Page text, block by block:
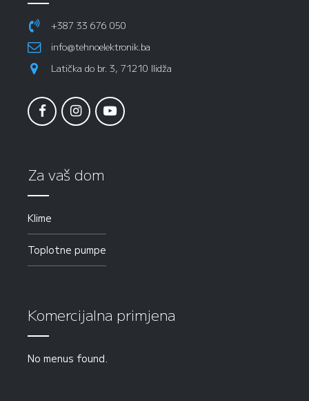
+387 33 676 050
info@tehnoelektronik.ba
Latička do br. 3, 71210 Ilidža
Za vaš dom
Klime
Toplotne pumpe
Komercijalna primjena
No menus found.